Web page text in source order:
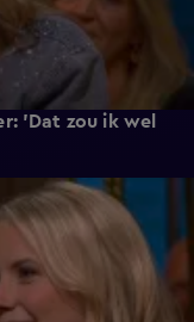
'Dat zou ik wel